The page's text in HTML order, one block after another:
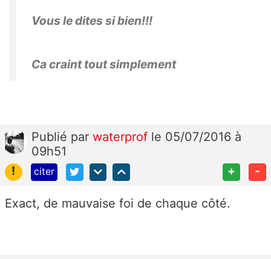
Vous le dites si bien!!!
Ca craint tout simplement
Publié par waterprof le 05/07/2016 à
09h51
!
citer + -
Exact, de mauvaise foi de chaque côté.